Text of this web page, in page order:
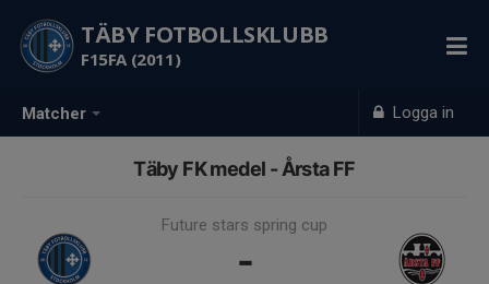
Matcher Logga in
TÄBY FOTBOLLSKLUBB
F15FA (2011)
Täby FK medel - Årsta FF
Future stars spring cup
-